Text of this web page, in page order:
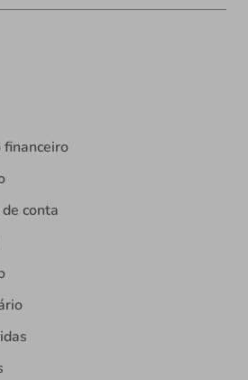
financeiro
conta